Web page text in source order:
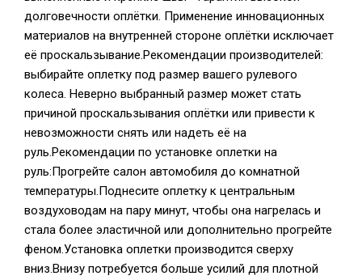
долговечности оплётки. Применение инновационных
материалов на внутренней стороне оплётки исключает
её проскальзывание.Рекомендации производителей:
выбирайте оплетку под размер вашего рулевого
колеса. Неверно выбранный размер может стать
причиной проскальзывания оплётки или привести к
невозможности снять или надеть её на
руль.Рекомендации по установке оплетки на
руль:Прогрейте салон автомобиля до комнатной
температуры.Поднесите оплетку к центральным
воздуховодам на пару минут, чтобы она нагрелась и
стала более эластичной или дополнительно прогрейте
феном.Установка оплетки производится сверху
вниз.Внизу потребуется больше усилий для плотной